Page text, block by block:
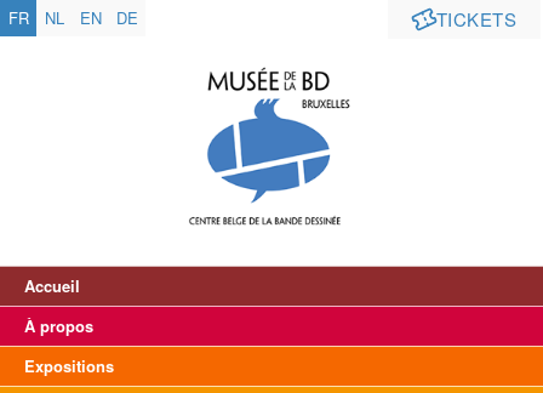
TICKETS
FR NL EN DE
Accueil
À propos
Expositions